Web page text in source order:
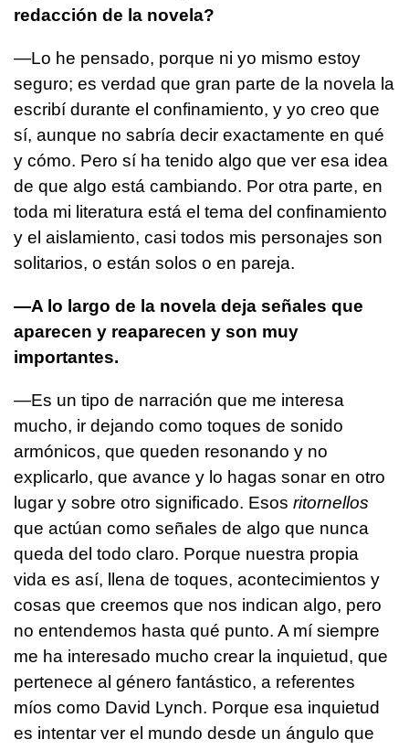
redacción de la novela?
—Lo he pensado, porque ni yo mismo estoy
seguro; es verdad que gran parte de la novela la
escribí durante el confinamiento, y yo creo que
sí, aunque no sabría decir exactamente en qué
y cómo. Pero sí ha tenido algo que ver esa idea
de que algo está cambiando. Por otra parte, en
toda mi literatura está el tema del confinamiento
y el aislamiento, casi todos mis personajes son
solitarios, o están solos o en pareja.
—A lo largo de la novela deja señales que
aparecen y reaparecen y son muy
importantes.
—Es un tipo de narración que me interesa
mucho, ir dejando como toques de sonido
armónicos, que queden resonando y no
explicarlo, que avance y lo hagas sonar en otro
lugar y sobre otro significado. Esos ritornellos
que actúan como señales de algo que nunca
queda del todo claro. Porque nuestra propia
vida es así, llena de toques, acontecimientos y
cosas que creemos que nos indican algo, pero
no entendemos hasta qué punto. A mí siempre
me ha interesado mucho crear la inquietud, que
pertenece al género fantástico, a referentes
míos como David Lynch. Porque esa inquietud
es intentar ver el mundo desde un ángulo que